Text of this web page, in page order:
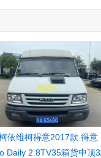
依维柯得意2017款 得意
Daily 2.8TV35箱货中顶